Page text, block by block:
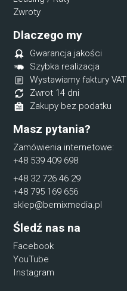
Zwroty
Dlaczego my
Gwarancja jakości
Szybka realizacja
Wystawiamy faktury VAT
Zwrot 14 dni
Zakupy bez podatku
Masz pytania?
Zamówienia internetowe:
+48 539 409 698
+48 32 726 46 29
+48 795 169 656
sklep@bemixmedia.pl
Śledź nas na
Facebook
YouTube
Instagram